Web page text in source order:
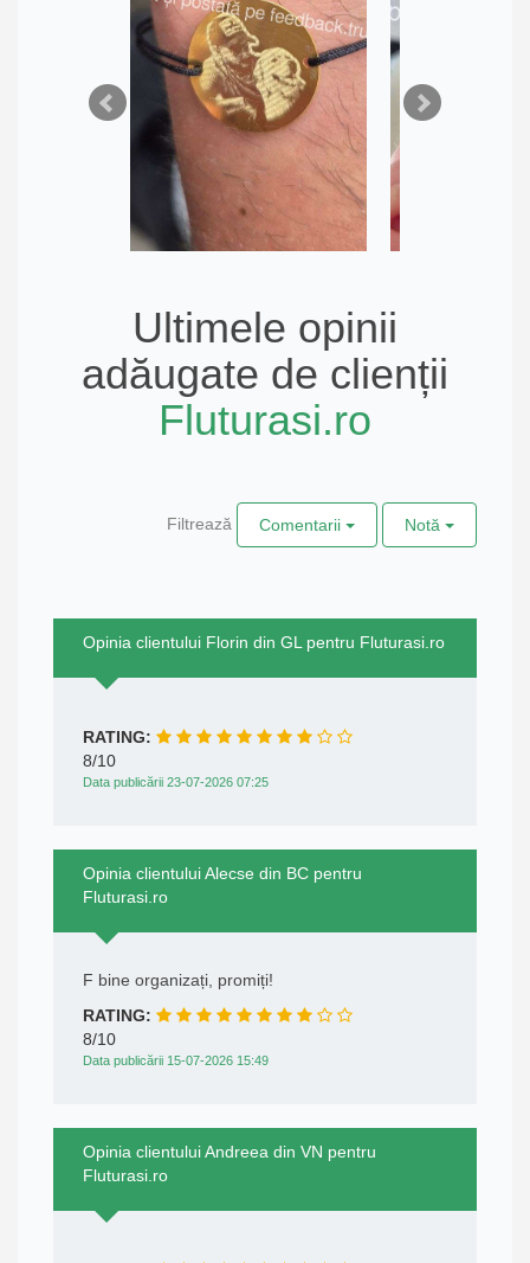
Ultimele opinii
adăugate de clienții
Fluturasi.ro
Filtrează Comentarii Notă
Opinia clientului Florin din GL pentru Fluturasi.ro
RATING:
8/10
Data publicării 23-07-2026 07:25
Opinia clientului Alecse din BC pentru
Fluturasi.ro
F bine organizați, promiți!
RATING:
8/10
Data publicării 15-07-2026 15:49
Opinia clientului Andreea din VN pentru
Fluturasi.ro